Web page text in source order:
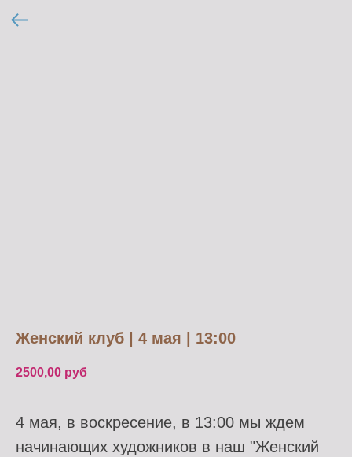
Женский клуб | 4 мая | 13:00
2500,00 руб
4 мая, в воскресение, в 13:00 мы ждем
начинающих художников в наш "Женский